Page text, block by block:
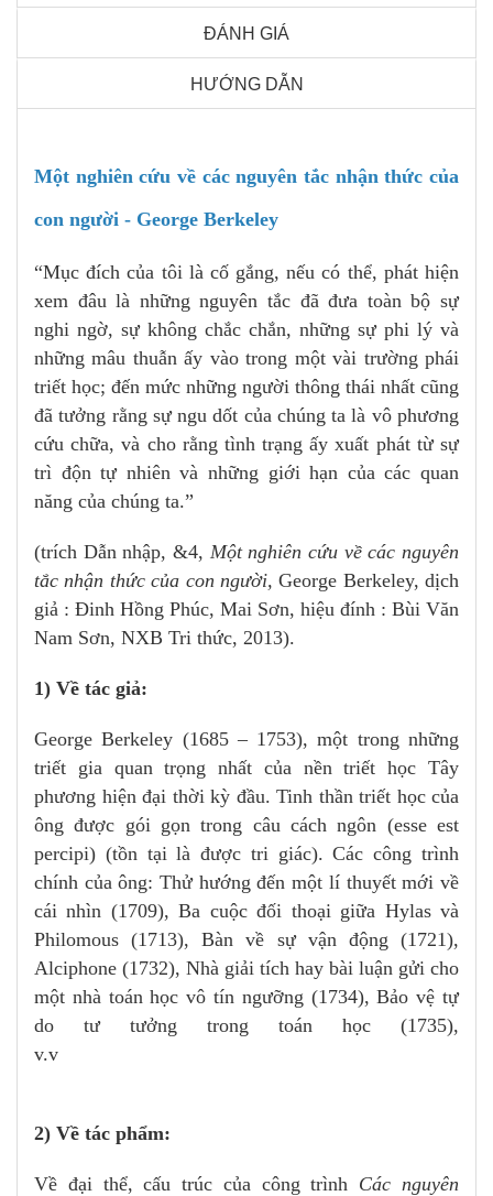
ĐÁNH GIÁ
HƯỚNG DẪN
Một nghiên cứu về các nguyên tắc nhận thức của
con người - George Berkeley
“Mục đích của tôi là cố gắng, nếu có thể, phát hiện
xem đâu là những nguyên tắc đã đưa toàn bộ sự
nghi ngờ, sự không chắc chắn, những sự phi lý và
những mâu thuẫn ấy vào trong một vài trường phái
triết học; đến mức những người thông thái nhất cũng
đã tưởng rằng sự ngu dốt của chúng ta là vô phương
cứu chữa, và cho rằng tình trạng ấy xuất phát từ sự
trì độn tự nhiên và những giới hạn của các quan
năng của chúng ta.”
(trích Dẫn nhập, &4, Một nghiên cứu về các nguyên
tắc nhận thức của con người, George Berkeley, dịch
giả : Đinh Hồng Phúc, Mai Sơn, hiệu đính : Bùi Văn
Nam Sơn, NXB Tri thức, 2013).
1) Về tác giả:
George Berkeley (1685 – 1753), một trong những
triết gia quan trọng nhất của nền triết học Tây
phương hiện đại thời kỳ đầu. Tinh thần triết học của
ông được gói gọn trong câu cách ngôn (esse est
percipi) (tồn tại là được tri giác). Các công trình
chính của ông: Thử hướng đến một lí thuyết mới về
cái nhìn (1709), Ba cuộc đối thoại giữa Hylas và
Philomous (1713), Bàn về sự vận động (1721),
Alciphone (1732), Nhà giải tích hay bài luận gửi cho
một nhà toán học vô tín ngưỡng (1734), Bảo vệ tự
do tư tưởng trong toán học (1735),
2) Về tác phẩm:
Về đại thể, cấu trúc của công trình Các nguyên